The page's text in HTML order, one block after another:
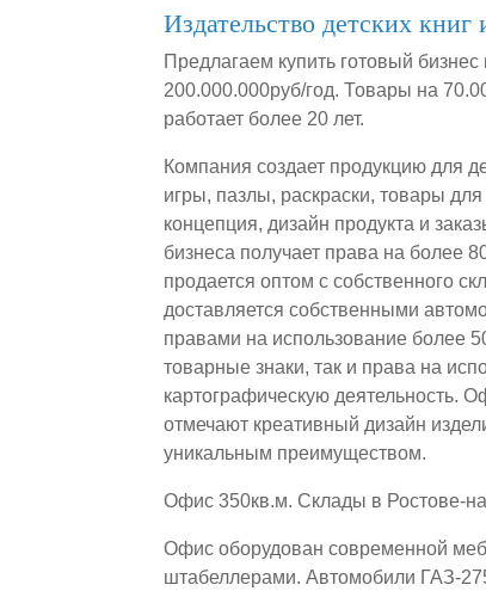
Издательство детских
Предлагаем купить готовый
200.000.000руб/год. Товары на
работает более 20 лет.
Компания создает продукцию для
игры, пазлы, раскраски, товары
концепция, дизайн продукта и
бизнеса получает права на более
продается оптом с собственного
доставляется собственными
правами на использование более
товарные знаки, так и права на
картографическую
отмечают креативный дизайн
уникальным преимуществом.
Офис 350кв.м. Склады в Ростове-
Офис оборудован современной
штабеллерами. Автомобили ГАЗ-